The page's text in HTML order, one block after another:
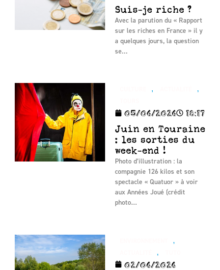
Suis-je riche ?
Avec la parution du « Rapport
sur les riches en France » il y
a quelques jours, la question
se…
,
,
05/06/2026 18:17
Juin en Touraine
: les sorties du
week-end !
Photo d’illustration : la
compagnie 126 kilos et son
spectacle « Quatuor » à voir
aux Années Joué (crédit
photo…
,
,
02/06/2026